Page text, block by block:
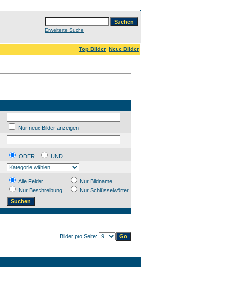
Erweiterte Suche
Top Bilder Neue Bilder
Nur neue Bilder anzeigen
ODER
UND
Alle Felder
Nur Bildname
Nur Beschreibung
Nur Schlüsselwörter
Bilder pro Seite: